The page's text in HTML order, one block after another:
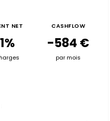
NET CASHFLOW
-584 €
par mois